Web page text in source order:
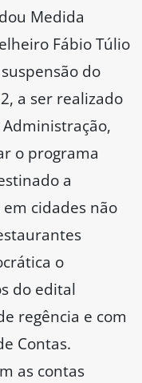
Medida
Fábio Túlio
do
a ser realizado
o programa
a
cidades não
o
do edital
regência e com
Contas.
as contas